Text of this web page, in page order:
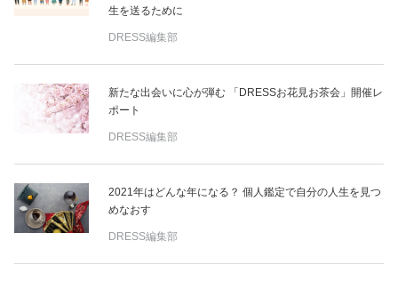
生を送るために
DRESS編集部
新たな出会いに心が弾む 「DRESSお花見お茶会」開催レ
ポート
DRESS編集部
2021年はどんな年になる？ 個人鑑定で自分の人生を見つ
めなおす
DRESS編集部